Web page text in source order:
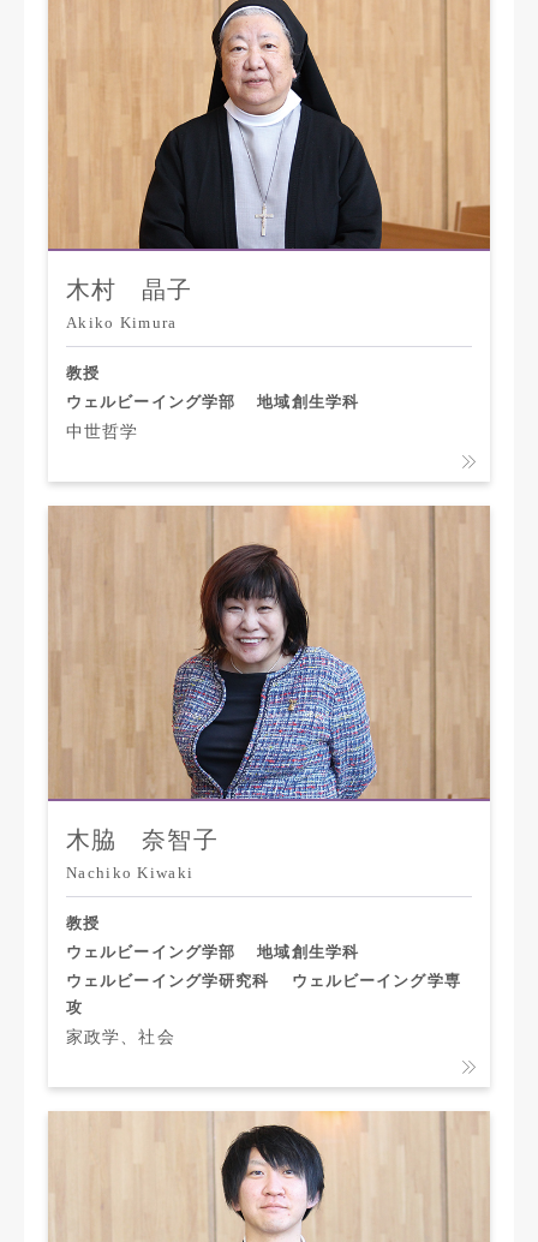
木村 晶子
Akiko Kimura
教授
ウェルビーイング学部
地域創生学科
中世哲学
木脇 奈智子
Nachiko Kiwaki
教授
ウェルビーイング学部
地域創生学科
ウェルビーイング学研究科
ウェルビーイング学専
攻
家政学、社会